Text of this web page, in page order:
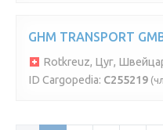
GHM TRANSPORT
Rotkreuz, Цуг,
ID Cargopedia: C255219